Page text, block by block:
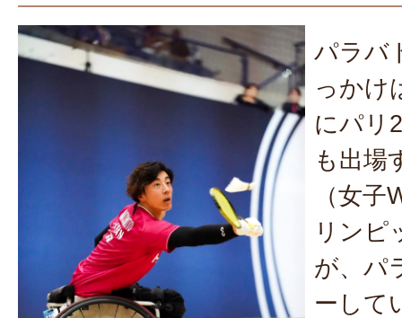
パラバ
っかけ
にパリ
も出場
（女
リンピ
が、パ
ーして